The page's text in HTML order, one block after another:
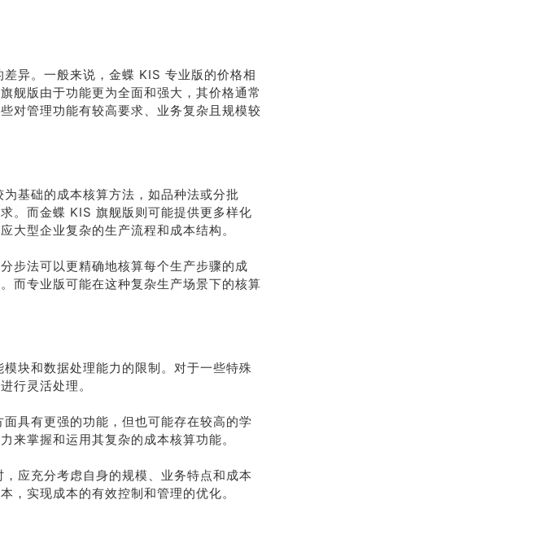
异。一般来说，金蝶 KIS 专业版的价格相
舰版由于功能更为全面和强大，其价格通常
对管理功能有较高要求、业务复杂且规模较
基础的成本核算方法，如品种法或分批
。而金蝶 KIS 旗舰版则可能提供更多样化
大型企业复杂的生产流程和成本结构。
步法可以更精确地核算每个生产步骤的成
而专业版可能在这种复杂生产场景下的核算
块和数据处理能力的限制。对于一些特殊
行灵活处理。
具有更强的功能，但也可能存在较高的学
来掌握和运用其复杂的成本核算功能。
应充分考虑自身的规模、业务特点和成本
，实现成本的有效控制和管理的优化。